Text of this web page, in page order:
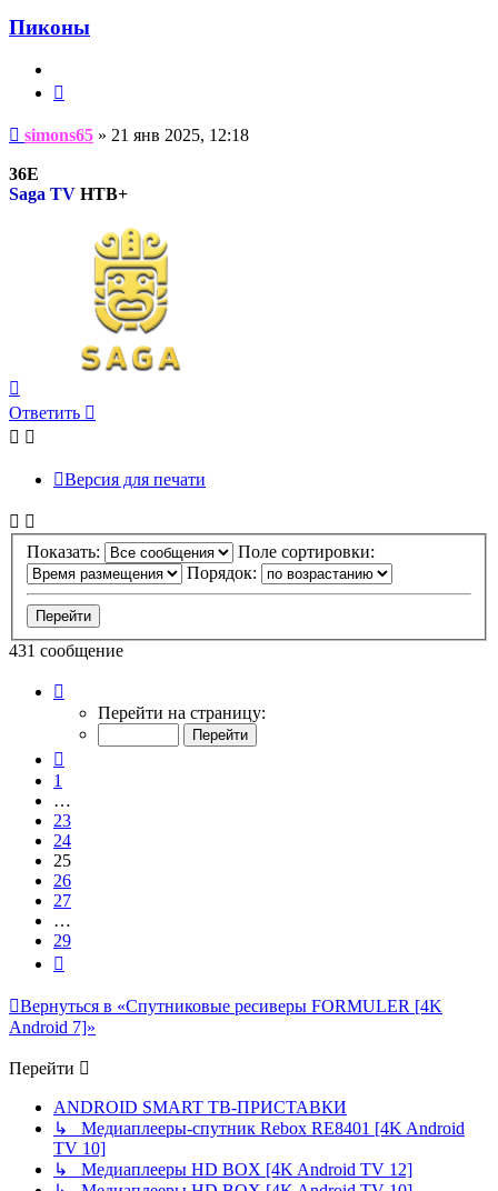
Пиконы
Сообщение
simons65 » 21 янв 2025, 12:18
36Е
Saga TV HTB+
к
началу
Ответить
Версия для печати
Показать:
Поле сортировки:
Порядок:
431 сообщение
25
Перейти на страницу:
1
…
23
24
25
26
27
…
29
Вернуться в «Спутниковые ресиверы FORMULER [4K
Android 7]»
Перейти
ANDROID SMART ТВ-ПРИСТАВКИ
↳ Медиаплееры-спутник Rebox RE8401 [4K Android
TV 10]
↳ Медиаплееры HD BOX [4K Android TV 12]